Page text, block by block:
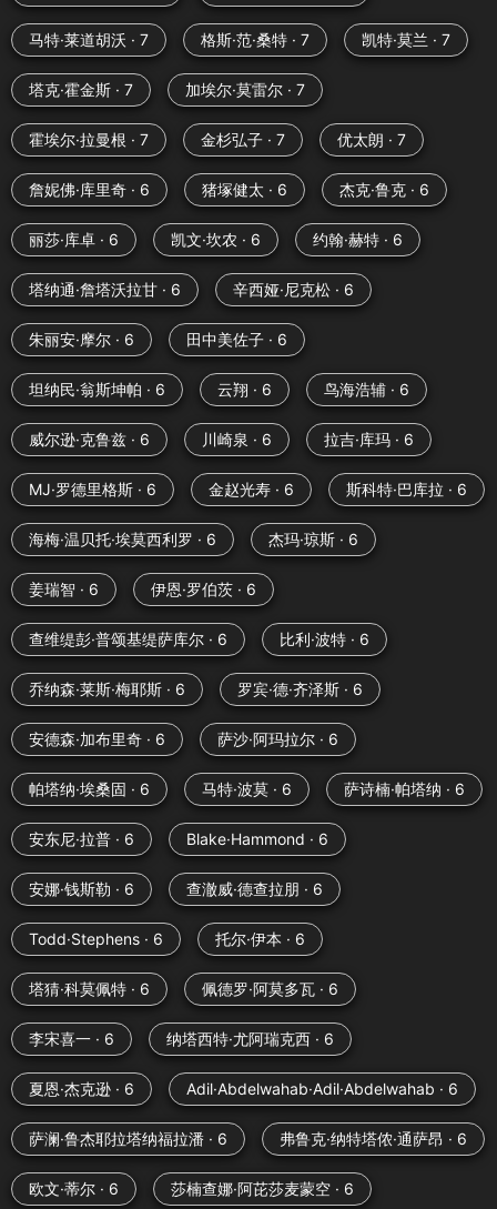
马特·莱道胡沃 · 7 格斯·范·桑特 · 7 凯特·莫兰 · 7
塔克·霍金斯 · 7 加埃尔·莫雷尔 · 7
霍埃尔·拉曼根 · 7 金杉弘子 · 7 优太朗 · 7
詹妮佛·库里奇 · 6 猪塚健太 · 6 杰克·鲁克 · 6
丽莎·库卓 · 6 凯文·坎农 · 6 约翰·赫特 · 6
塔纳通·詹塔沃拉甘 · 6 辛西娅·尼克松 · 6
朱丽安·摩尔 · 6 田中美佐子 · 6
坦纳民·翁斯坤帕 · 6 云翔 · 6 鸟海浩辅 · 6
威尔逊·克鲁兹 · 6 川崎泉 · 6 拉吉·库玛 · 6
MJ·罗德里格斯 · 6 金赵光寿 · 6 斯科特·巴库拉 · 6
海梅·温贝托·埃莫西利罗 · 6 杰玛·琼斯 · 6
姜瑞智 · 6 伊恩·罗伯茨 · 6
查维缇彭·普颂基缇萨库尔 · 6 比利·波特 · 6
乔纳森·莱斯·梅耶斯 · 6 罗宾·德·齐泽斯 · 6
安德森·加布里奇 · 6 萨沙·阿玛拉尔 · 6
帕塔纳·埃桑固 · 6 马特·波莫 · 6 萨诗楠·帕塔纳 · 6
安东尼·拉普 · 6 Blake·Hammond · 6
安娜·钱斯勒 · 6 查澈威·德查拉朋 · 6
Todd·Stephens · 6 托尔·伊本 · 6
塔猜·科莫佩特 · 6 佩德罗·阿莫多瓦 · 6
李宋喜一 · 6 纳塔西特·尤阿瑞克西 · 6
夏恩·杰克逊 · 6 Adil·Abdelwahab·Adil·Abdelwahab · 6
萨澜·鲁杰耶拉塔纳福拉潘 · 6 弗鲁克·纳特塔侬·通萨昂 · 6
欧文·蒂尔 · 6 莎楠查娜·阿芘莎麦蒙空 · 6